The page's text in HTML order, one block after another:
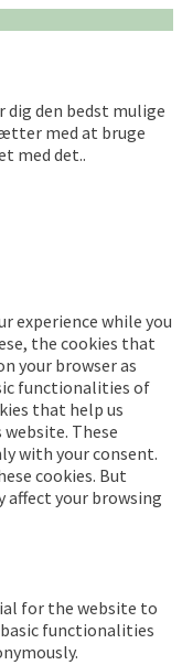
dig den bedst mulige
med at bruge
med det..
experience while you
the cookies that
your browser as
functionalities of
that help us
These
with your consent.
cookies. But
affect your browsing
for the website to
functionalities